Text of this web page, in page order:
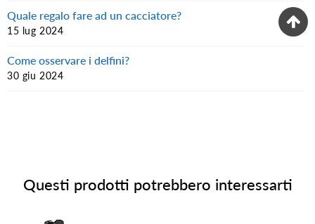
Quale regalo fare ad un cacciatore?
15 lug 2024
Come osservare i delfini?
30 giu 2024
Questi prodotti potrebbero interessarti